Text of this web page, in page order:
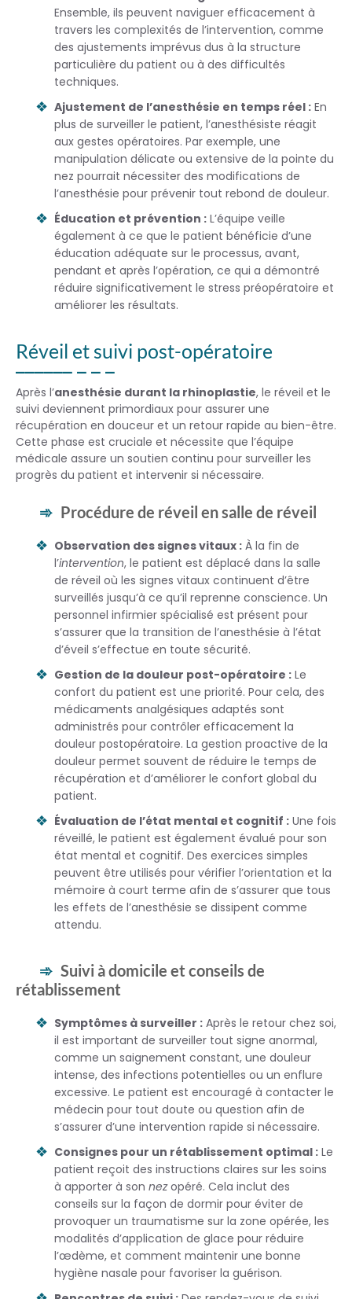
Ensemble, ils peuvent naviguer efficacement à
travers les complexités de l’intervention, comme
des ajustements imprévus dus à la structure
particulière du patient ou à des difficultés
techniques.
Ajustement de l’anesthésie en temps réel : En
plus de surveiller le patient, l’anesthésiste réagit
aux gestes opératoires. Par exemple, une
manipulation délicate ou extensive de la pointe du
nez pourrait nécessiter des modifications de
l’anesthésie pour prévenir tout rebond de douleur.
Éducation et prévention : L’équipe veille
également à ce que le patient bénéficie d’une
éducation adéquate sur le processus, avant,
pendant et après l’opération, ce qui a démontré
réduire significativement le stress préopératoire et
améliorer les résultats.
Réveil et suivi post-opératoire
Après l’anesthésie durant la rhinoplastie, le réveil et le
suivi deviennent primordiaux pour assurer une
récupération en douceur et un retour rapide au bien-être.
Cette phase est cruciale et nécessite que l’équipe
médicale assure un soutien continu pour surveiller les
progrès du patient et intervenir si nécessaire.
Procédure de réveil en salle de réveil
Observation des signes vitaux : À la fin de
l’intervention, le patient est déplacé dans la salle
de réveil où les signes vitaux continuent d’être
surveillés jusqu’à ce qu’il reprenne conscience. Un
personnel infirmier spécialisé est présent pour
s’assurer que la transition de l’anesthésie à l’état
d’éveil s’effectue en toute sécurité.
Gestion de la douleur post-opératoire : Le
confort du patient est une priorité. Pour cela, des
médicaments analgésiques adaptés sont
administrés pour contrôler efficacement la
douleur postopératoire. La gestion proactive de la
douleur permet souvent de réduire le temps de
récupération et d’améliorer le confort global du
patient.
Évaluation de l’état mental et cognitif : Une fois
réveillé, le patient est également évalué pour son
état mental et cognitif. Des exercices simples
peuvent être utilisés pour vérifier l’orientation et la
mémoire à court terme afin de s’assurer que tous
les effets de l’anesthésie se dissipent comme
attendu.
Suivi à domicile et conseils de
rétablissement
Symptômes à surveiller : Après le retour chez soi,
il est important de surveiller tout signe anormal,
comme un saignement constant, une douleur
intense, des infections potentielles ou un enflure
excessive. Le patient est encouragé à contacter le
médecin pour tout doute ou question afin de
s’assurer d’une intervention rapide si nécessaire.
Consignes pour un rétablissement optimal : Le
patient reçoit des instructions claires sur les soins
à apporter à son nezopéré. Cela inclut des
conseils sur la façon de dormir pour éviter de
provoquer un traumatisme sur la zone opérée, les
modalités d’application de glace pour réduire
l’œdème, et comment maintenir une bonne
hygiène nasale pour favoriser la guérison.